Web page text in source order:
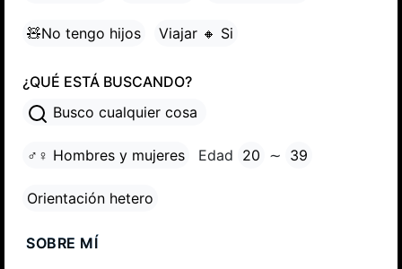
🧸No tengo hijos Viajar 🔸 Si
¿QUÉ ESTÁ BUSCANDO?
Busco cualquier cosa
♂♀ Hombres y mujeres Edad 20 ∼ 39
Orientación hetero
SOBRE MÍ